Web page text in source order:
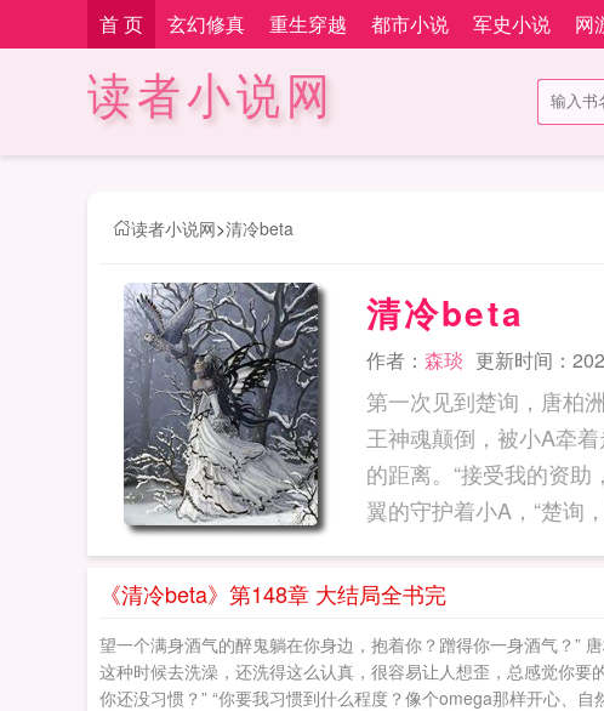
首 页 玄幻修真 重生穿越 都市小说 军史小说 网
读者小说网
读者小说网>清冷beta
清冷beta
作者： 森琰 更新时间：
第一次见到楚询，唐柏
王神魂颠倒，被小A牵
的距离。“接受我的资
翼的守护着小A，“楚询，只要你觉
《清冷beta》第148章 大结局全书完
望一个满身酒气的醉鬼躺在你身边，抱着你？蹭得你一身酒气？”
这种时候去洗澡，还洗得这么认真，很容易让人想歪，总感觉你
你还没习惯？” “你要我习惯到什么程度？像个omega那样开心、